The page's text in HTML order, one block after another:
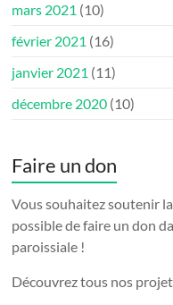
mars 2021 (10)
février 2021 (16)
janvier 2021 (11)
décembre 2020 (10)
Faire un don
Vous souhaitez soutenir
possible de faire un don
paroissiale !
Découvrez tous nos